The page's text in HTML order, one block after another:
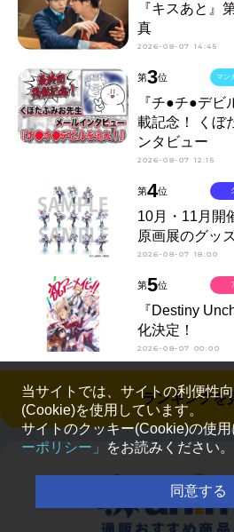
『キスあと』
真
2026-08-07 14:45
第3位
『チ●チ●デビ
載記念！ くぼ
ンタビュー
2026-08-07 12:15
マン
第4位
10月・11月開
原画展のグッ
2026-08-07 18:00
第5位
『Destiny
化決定！
2026-08-07 00:00
ランキングを
当サイトでは、サイトの利便性
(Cookie)を使用しています。
サイトのクッキー(Cookie)の使
ーポリシー」
をお読みください。
同意する